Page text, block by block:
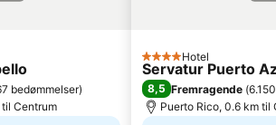
Playa de las Burras
Puerto de las Nieves
bedømmelser)
Centrum
4 Stjerner
Hotel
Servatur Puerto
8,5 Fremragende (
Puerto Rico, 0.6 km til